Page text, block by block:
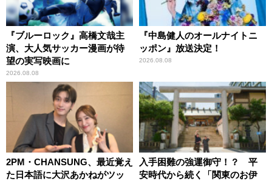
『ブルーロック』高橋文哉主
演、大人気サッカー漫画が待
望の実写映画に
2026.08.08
『中島健人のオールナイトニ
ッポン』放送決定！
2026.08.08
2PM・CHANSUNG、最近覚え
た日本語に大沢あかねがツッ
入手困難の強運御守！？ 平
安時代から続く「関東のお伊